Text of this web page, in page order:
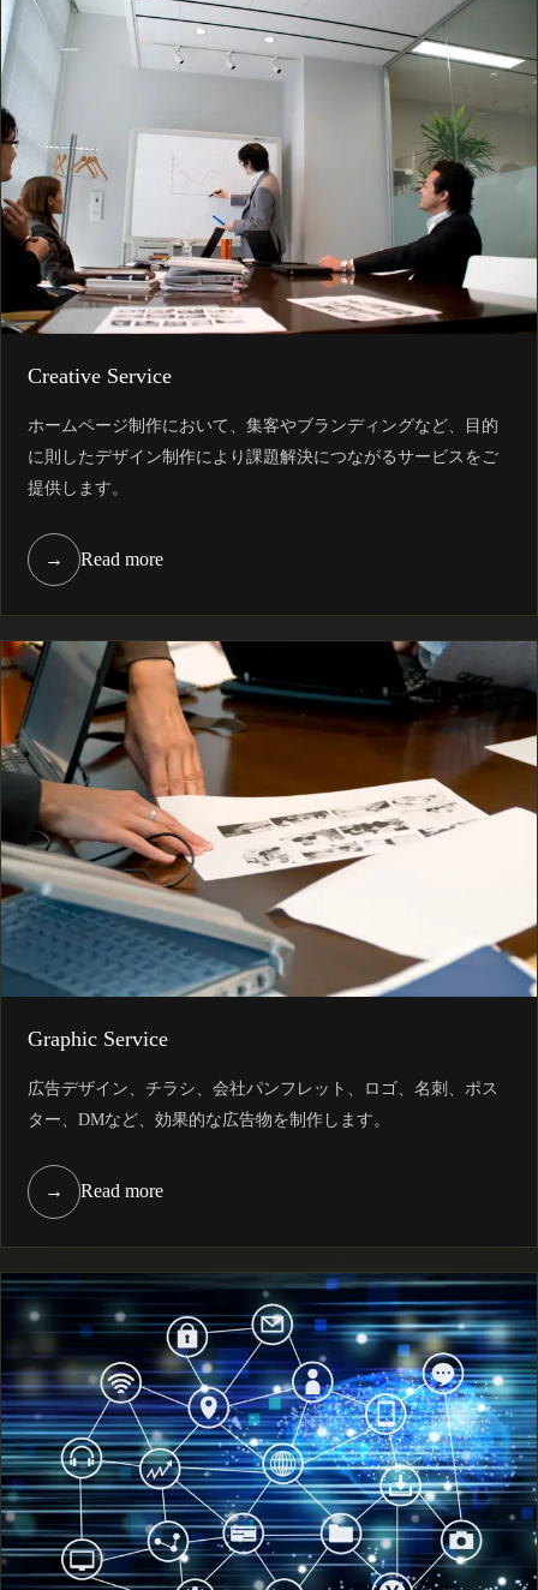
Creative Service
ホームページ制作において、集客やブランディングなど、目的
に則したデザイン制作により課題解決につながるサービスをご
提供します。
→ Read more
Graphic Service
広告デザイン、チラシ、会社パンフレット、ロゴ、名刺、ポス
ター、DMなど、効果的な広告物を制作します。
→ Read more